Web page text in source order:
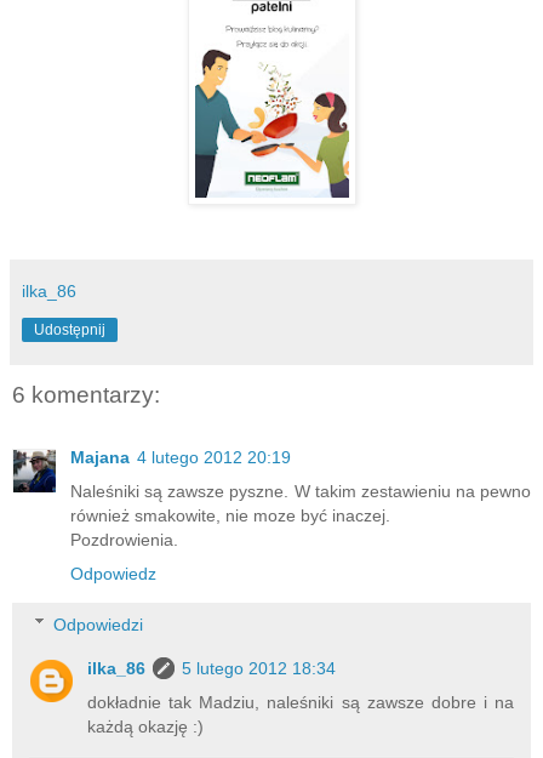
ilka_86
Udostępnij
6 komentarzy:
Majana 4 lutego 2012 20:19
Naleśniki są zawsze pyszne. W takim zestawieniu na pewno
również smakowite, nie moze być inaczej.
Pozdrowienia.
Odpowiedz
Odpowiedzi
ilka_86
5 lutego 2012 18:34
dokładnie tak Madziu, naleśniki są zawsze dobre i na
każdą okazję :)